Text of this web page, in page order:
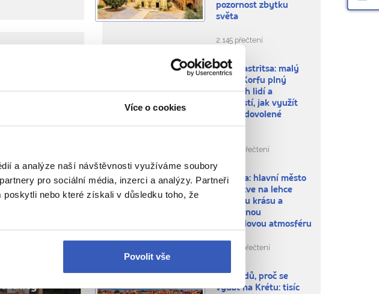
Více o cookies
a analýze naší návštěvnosti využíváme soubory
pro sociální média, inzerci a analýzy. Partneři
nebo které získali v důsledku toho, že
Povolit vše
pozornost zbytku
světa
2.145 přečtení
Paleokastritsa: malý
ráj na Korfu plný
dobrých lidí a
možností, jak využít
čas na dovolené
naplno
18.506 přečtení
OBLÍBENÁ MÍSTA
Kerkyra: hlavní město
Korfu zve na lehce
omšelou krásu a
jedinečnou
festivalovou atmosféru
26.037 přečtení
5 důvodů, proč se
vydat na Krétu: tisíc